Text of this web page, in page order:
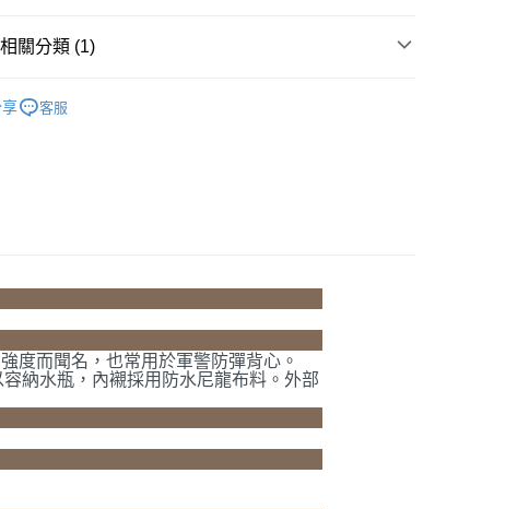
全家取貨
貨付款
7-11取貨
關分類 (1)
客服
度而聞名，也常用於軍警防彈背心。
納水瓶，內襯採用防水尼龍布料。外部